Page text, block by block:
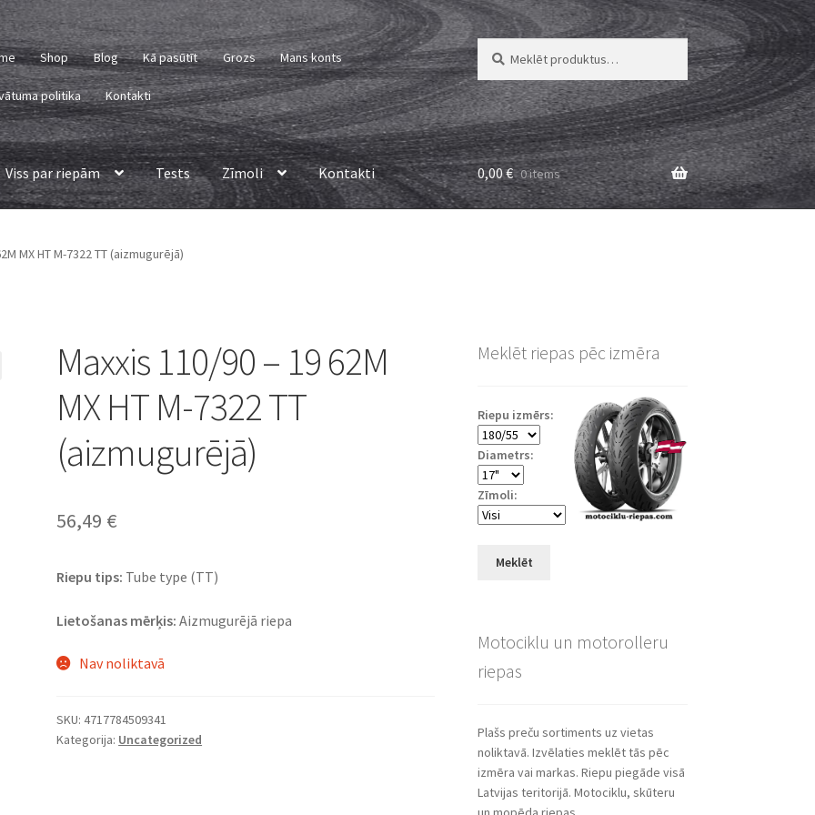
Shop Blog Kā pasūtīt Grozs Mans konts
politika Kontakti
Meklēt:
Meklēt
Viss par riepām Tests Zīmoli Kontakti 0,00€ 0 items
MX HT M-7322 TT (aizmugurējā)
Maxxis 110/90 – 19 62M
MX HT M-7322 TT
(aizmugurējā)
56,49 €
Riepu tips: Tube type (TT)
Lietošanas mērķis: Aizmugurējā riepa
Nav noliktavā
SKU:4717784509341
Kategorija: Uncategorized
Meklēt riepas pēc izmēra
Riepu izmērs:
Diametrs:
Zīmoli:
Meklēt
Motociklu un motorolleru
riepas
Plašs preču sortiments uz vietas
noliktavā. Izvēlaties meklēt tās pēc
izmēra vai markas. Riepu piegāde visā
Latvijas teritorijā. Motociklu, skūteru